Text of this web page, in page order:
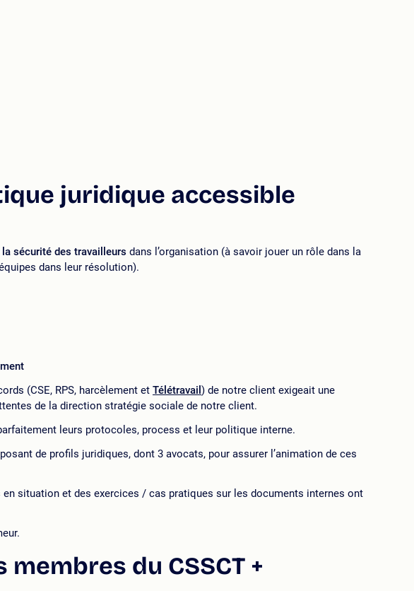
juridique accessible
sécurité des travailleurs dans l’organisation (à savoir jouer un rôle dans la
dans leur résolution).
(CSE, RPS, harcèlement et Télétravail ) de notre client exigeait une
de la direction stratégie sociale de notre client.
leurs protocoles, process et leur politique interne.
de profils juridiques, dont 3 avocats, pour assurer l’animation de ces
situation et des exercices / cas pratiques sur les documents internes ont
du CSSCT +